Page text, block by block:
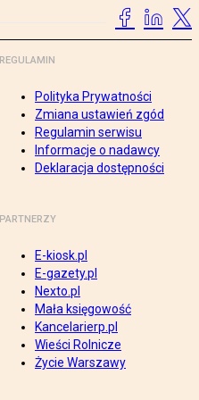
REGULAMIN
Polityka Prywatności
Zmiana ustawień zgód
Regulamin serwisu
Informacje o nadawcy
Deklaracja dostępności
PARTNERZY
E-kiosk.pl
E-gazety.pl
Nexto.pl
Mała księgowość
Kancelarierp.pl
Wieści Rolnicze
Życie Warszawy